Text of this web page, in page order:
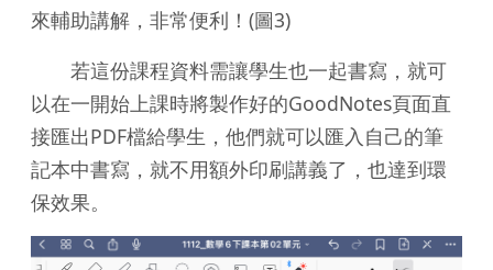
來輔助講解，非常便利！(圖3)
若這份課程資料需讓學生也一起書寫，就可
以在一開始上課時將製作好的GoodNotes頁面直
接匯出PDF檔給學生，他們就可以匯入自己的筆
記本中書寫，就不用額外印刷講義了，也達到環
保效果。